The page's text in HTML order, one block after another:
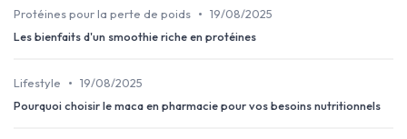
Protéines pour la perte de poids • 19/08/2025
Les bienfaits d'un smoothie riche en protéines
Lifestyle • 19/08/2025
Pourquoi choisir le maca en pharmacie pour vos besoins nutritionnels